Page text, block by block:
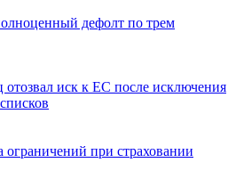
дефолт по трем
отозвал иск к ЕС после исключения
ограничений при страховании